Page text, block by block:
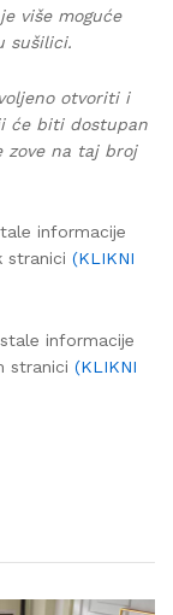
više moguće
sušilici.
otvoriti i
će biti dostupan
zove na taj broj
informacije
stranici (KLIKNI
informacije
stranici (KLIKNI